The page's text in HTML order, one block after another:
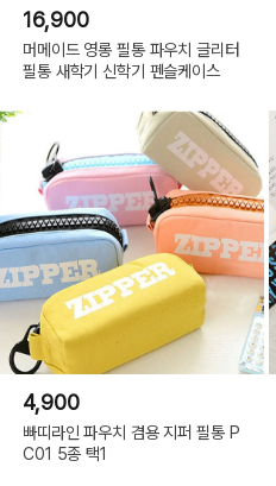
16,900
머메이드 영롱 필통 파우치 글리터
필통 새학기 신학기 펜슬케이스
4,900
빠띠라인 파우치 겸용 지퍼 필통 P
C01 5종 택1